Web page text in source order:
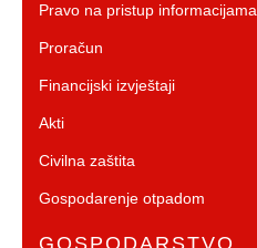
Pravo na pristup informacijama
Proračun
Financijski izvještaji
Akti
Civilna zaštita
Gospodarenje otpadom
GOSPODARSTVO